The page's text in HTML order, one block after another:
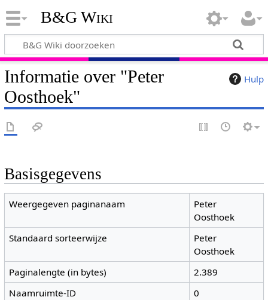
B&G Wiki
Hulp
Informatie over "Peter
Oosthoek"
Basisgegevens
Weergegeven paginanaam
Peter
Oosthoek
Standaard sorteerwijze
Peter
Oosthoek
Paginalengte (in bytes)
2.389
Naamruimte-ID
0